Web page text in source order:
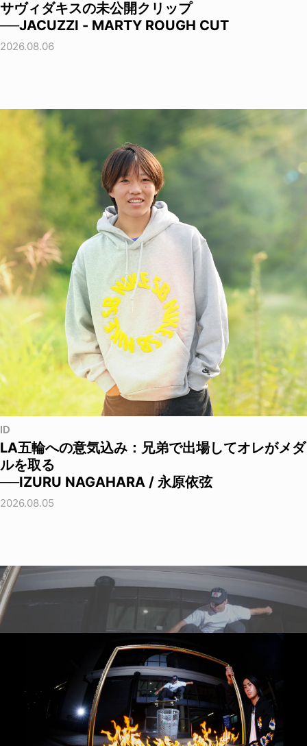
サヴィダキスの未公開クリップ
──JACUZZI - MARTY ROUGH CUT
2026.08.06
ID
LA五輪への意気込み：兄弟で出場してオレがメダ
ルを取る
──IZURU NAGAHARA / 永原依弦
2026.08.05